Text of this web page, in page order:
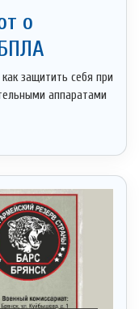
о
защитить себя при
аппаратами